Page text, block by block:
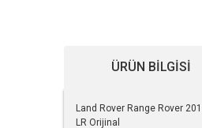
ÜRÜN BILGISI
Land Rover Range Rover
LR Orijinal